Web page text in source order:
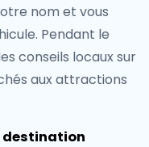
nom et vous
Pendant le
conseils locaux sur
aux attractions
destination